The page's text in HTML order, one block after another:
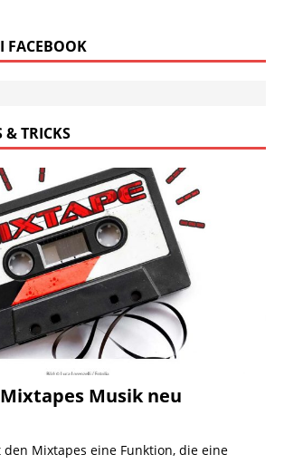
FACEBOOK
& TRICKS
Musik neu
Mixtapes eine Funktion, die eine